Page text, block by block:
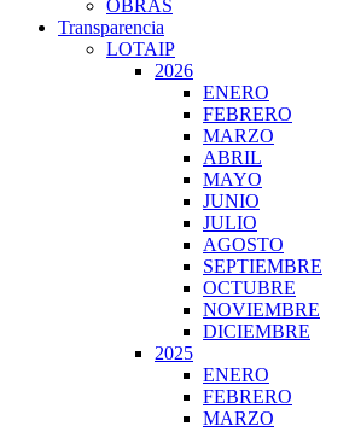
OBRAS
Transparencia
LOTAIP
2026
ENERO
FEBRERO
MARZO
ABRIL
MAYO
JUNIO
JULIO
AGOSTO
SEPTIEMBRE
OCTUBRE
NOVIEMBRE
DICIEMBRE
2025
ENERO
FEBRERO
MARZO